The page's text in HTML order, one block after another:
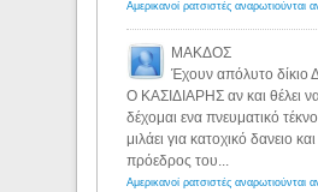
ΜΑΚΔΟΣ
Έχουν απόλυτο
Ο ΚΑΣΙΔΙΑΡΗΣ αν και θέλει να
δέχομαι ενα πνευματικό
μιλάει για κατοχικό δανειο
πρόεδρος του...